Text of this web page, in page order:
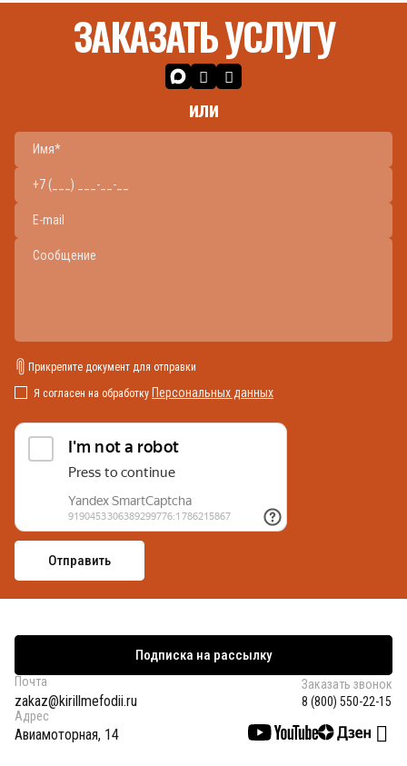
ЗАКАЗАТЬ УСЛУГУ
или
Прикрепите документ для отправки
Я согласен на обработку Персональных данных
Подписка на рассылку
Почта
zakaz@kirillmefodii.ru
Заказать звонок
8 (800) 550-22-15
Адрес
Авиамоторная, 14